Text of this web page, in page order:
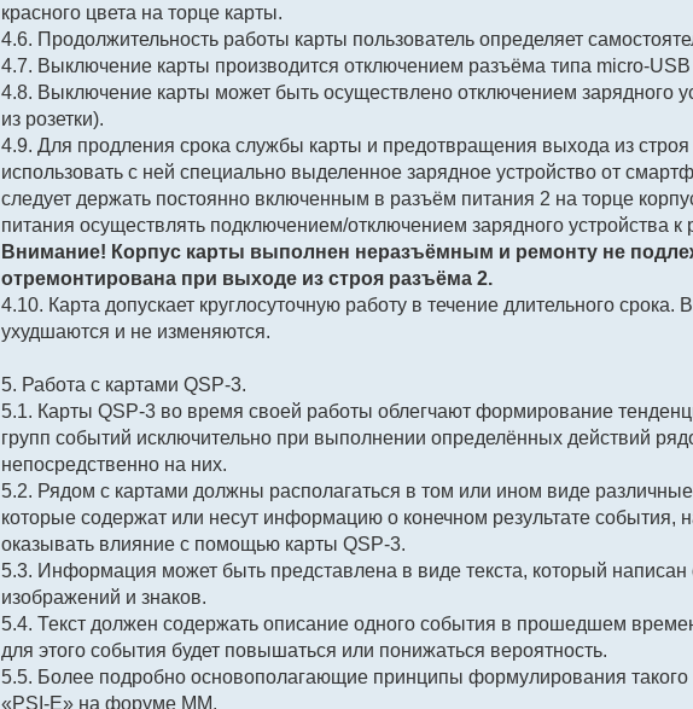
красного цвета на торце карты.
4.6. Продолжительность работы карты пользователь определяет
4.7. Выключение карты производится отключением разъёма типа micro-USB
4.8. Выключение карты может быть осуществлено отключением зарядного
из розетки).
4.9. Для продления срока службы карты и предотвращения выхода из
использовать с ней специально выделенное зарядное устройство от
следует держать постоянно включенным в разъём питания 2 на торце
питания осуществлять подключением/отключением зарядного устройства к
Внимание! Корпус карты выполнен неразъёмным и ремонту не
отремонтирована при выходе из строя разъёма 2.
4.10. Карта допускает круглосуточную работу в течение длительного
ухудшаются и не изменяются.
5. Работа с картами QSP-3.
5.1. Карты QSP-3 во время своей работы облегчают формирование
групп событий исключительно при выполнении определённых действий
непосредственно на них.
5.2. Рядом с картами должны располагаться в том или ином виде
которые содержат или несут информацию о конечном результате события,
оказывать влияние с помощью карты QSP-3.
5.3. Информация может быть представлена в виде текста, который написан
изображений и знаков.
5.4. Текст должен содержать описание одного события в прошедшем
для этого события будет повышаться или понижаться вероятность.
5.5. Более подробно основополагающие принципы формулирования
«PSI-E» на форуме ММ.